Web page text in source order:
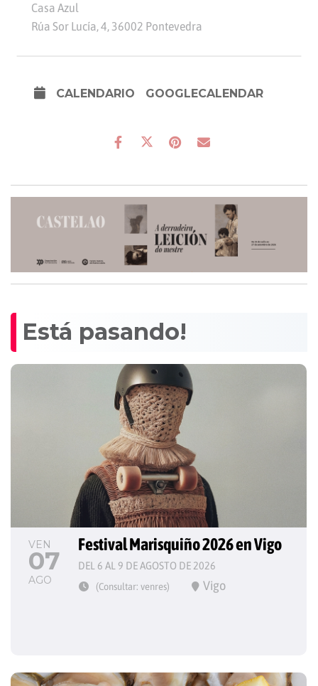
Casa Azul
Rúa Sor Lucía, 4, 36002 Pontevedra
CALENDARIO GOOGLECALENDAR
Está pasando!
VEN
07
AGO
Festival Marisquiño 2026 en Vigo
DEL 6 AL 9 DE AGOSTO DE 2026
(Consultar: venres) Vigo